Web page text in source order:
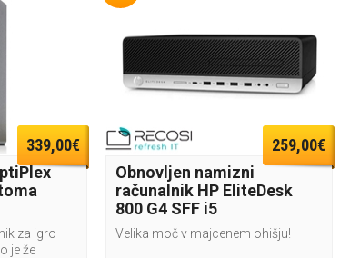
339,00€
za igro
je že
259,00€
Obnovljen namizni
računalnik HP EliteDesk
800 G4 SFF i5
Velika moč v majcenem ohišju!